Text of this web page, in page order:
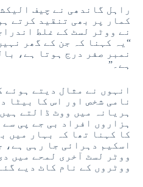
راہل گاندھی نے چیف
کمار پر بھی تنقید کرتے
نے ووٹر لسٹ کے غلط
“یہ کہنا کہ جن کے گھر
نمبر صفر درج ہوتا ہے،
ہے۔”
انہوں نے مثال دیتے ہوئے
نامی شخص اور اس کا بیٹا
ہریانہ میں ووٹ ڈالتے
ہزاروں افراد بی جے پی
کا کہنا تھا کہ بہار میں
اسکیم دہرائی جا رہی ہے،
ووٹر لسٹ آخری لمحے میں
ووٹروں کے نام کاٹ دیے